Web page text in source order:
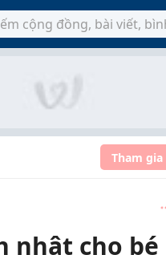
Tham gia
nhật cho bé